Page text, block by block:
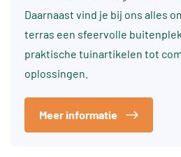
Daarnaast vind je bij ons alles
terras een sfeervolle
praktische tuinartikelen tot
oplossingen.
Meer informatie